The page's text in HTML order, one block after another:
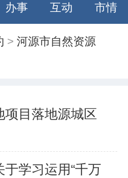
办事 互动 市情
>河源市自然资源
目落地源城区
学习运用“千万